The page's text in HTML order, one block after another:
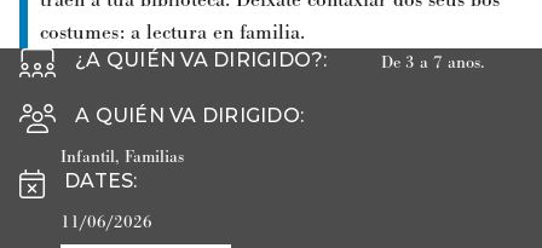
costumes: a lectura en familia.
¿A QUIÉN VA DIRIGIDO?: De 3 a 7 anos.
A QUIÉN VA DIRIGIDO:
Infantil, Familias
DATES:
11/06/2026